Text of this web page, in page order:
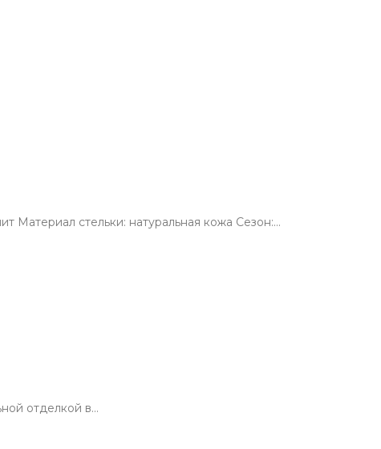
Материал стельки: натуральная кожа Сезон:…
отделкой в…